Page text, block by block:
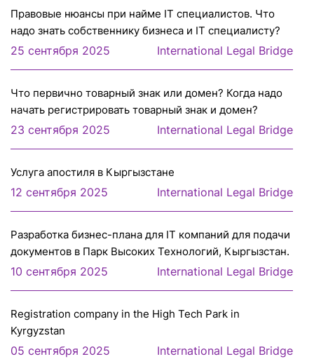
Правовые нюансы при найме IT специалистов. Что
надо знать собственнику бизнеса и IT специалисту?
25 сентября 2025 International Legal Bridge
Что первично товарный знак или домен? Когда надо
начать регистрировать товарный знак и домен?
23 сентября 2025 International Legal Bridge
Услуга апостиля в Кыргызстане
12 сентября 2025 International Legal Bridge
Разработка бизнес-плана для IT компаний для подачи
документов в Парк Высоких Технологий, Кыргызстан.
10 сентября 2025 International Legal Bridge
Registration company in the High Tech Park in
Kyrgyzstan
05 сентября 2025 International Legal Bridge